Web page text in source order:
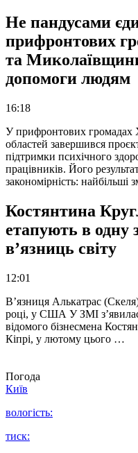
Не пандусами
прифронтових
та
допомоги людям
16:18
У прифронтових громадах
областей завершився
підтримки психічного
працівників. Його
закономірність: найбільші
Костянтина
етапують в одну
в’язниць світу
12:01
В’язниця Алькатрас
році, у США У ЗМІ
відомого бізнесмена
Кіпрі, у лютому цього …
Погода
Київ
вологість:
тиск: